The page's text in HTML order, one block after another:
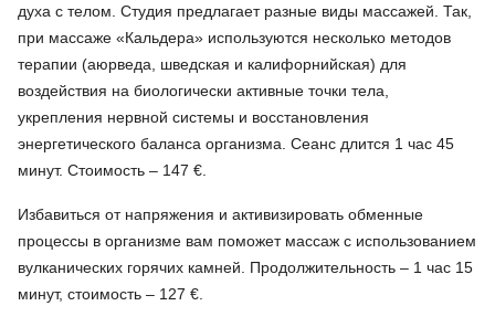
духа с телом. Студия предлагает разные виды массажей. Так,
при массаже «Кальдера» используются несколько методов
терапии (аюрведа, шведская и калифорнийская) для
воздействия на биологически активные точки тела,
укрепления нервной системы и восстановления
энергетического баланса организма. Сеанс длится 1 час 45
минут. Стоимость – 147 €.
Избавиться от напряжения и активизировать обменные
процессы в организме вам поможет массаж с использованием
вулканических горячих камней. Продолжительность – 1 час 15
минут, стоимость – 127 €.